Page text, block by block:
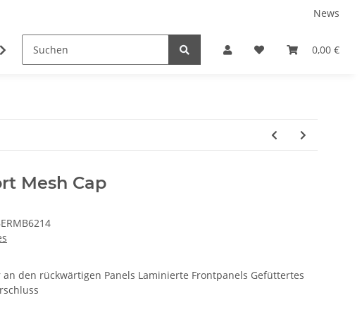
News
0,00 €
Partnershops
Mesh Cap
den rückwärtigen Panels Laminierte Frontpanels Gefüttertes